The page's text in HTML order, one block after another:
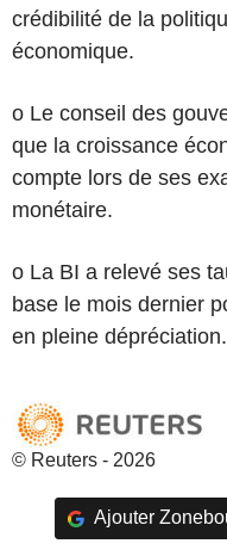
crédibilité de la
économique.
o Le conseil des
que la croissance
compte lors de ses
monétaire.
o La BI a relevé ses
base le mois dernier
en pleine dépréciation.
© Reuters - 2026
Ajouter